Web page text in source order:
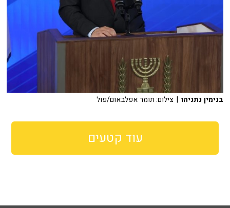
בנימין נתניהו | צילום: תומר אפלבאום/פול
עוד קטעים